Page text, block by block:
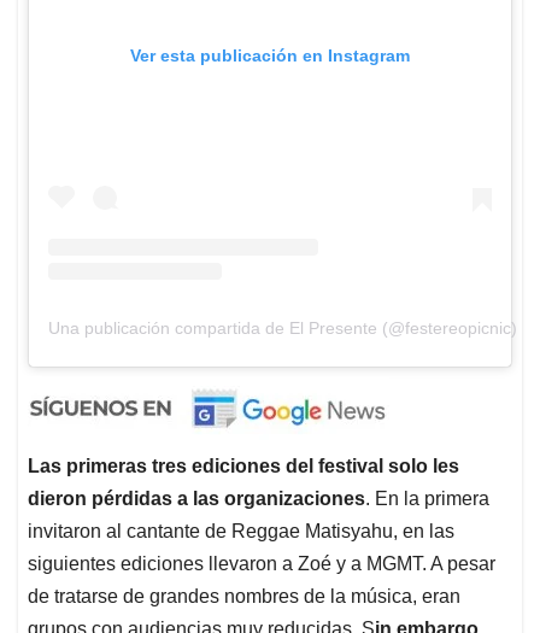
Ver esta publicación en Instagram
Una publicación compartida de El Presente (@festereopicnic)
Las primeras tres ediciones del festival solo les
dieron pérdidas a las organizaciones. En la primera
invitaron al cantante de Reggae Matisyahu, en las
siguientes ediciones llevaron a Zoé y a MGMT. A pesar
de tratarse de grandes nombres de la música, eran